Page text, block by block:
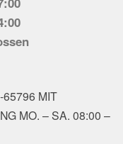
65796 MIT
MO. – SA. 08:00 –